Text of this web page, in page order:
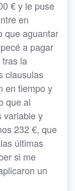
€ y le puse
en
que aguantar
a pagar
la
clausulas
en tiempo y
que al
variable y
232 €, que
últimas
si me
un